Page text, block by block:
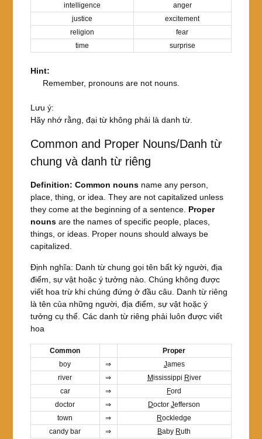
intelligence
anger
justice
excitement
religion
fear
time
surprise
Hint:
Remember, pronouns are not nouns.
Lưu ý:
Hãy nhớ rằng, đại từ không phải là danh từ.
Common and Proper Nouns/Danh từ
chung và danh từ riêng
Definition: Common nounsname any person,
place, thing, or idea. They are not capitalized unless
they come at the beginning of a sentence. Proper
nounsare the names of specific people, places,
things, or ideas. Proper nouns should always be
capitalized.
Định nghĩa: Danh từ chung gọi tên bất kỳ người, địa
điểm, sự vật hoặc ý tưởng nào. Chúng không được
viết hoa trừ khi chúng đứng ở đầu câu. Danh từ riêng
là tên của những người, địa điểm, sự vật hoặc ý
tưởng cụ thể. Các danh từ riêng phải luôn được viết
hoa
Common
Proper
boy
⇒ James
river
⇒ Mississippi River
car
⇒ Ford
doctor
⇒ DoctorJefferson
town
⇒ Rockledge
candy bar
⇒ Baby Ruth